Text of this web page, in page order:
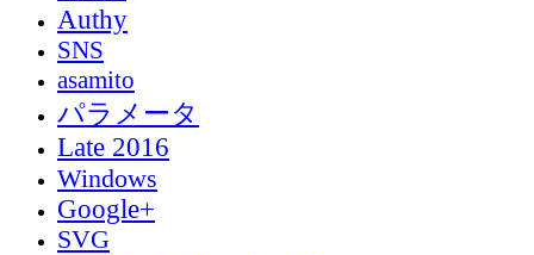
Authy
SNS
asamito
パラメータ
Late 2016
Windows
Google+
SVG